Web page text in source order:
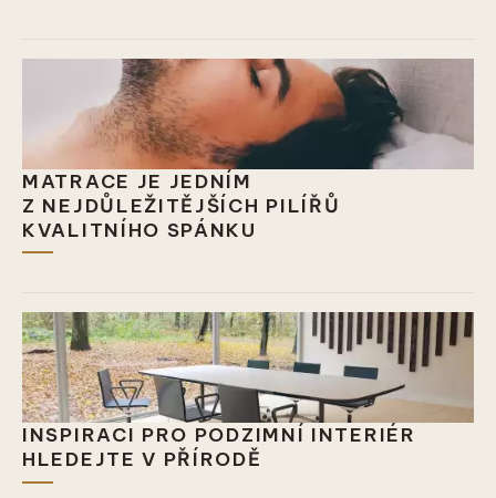
MATRACE JE JEDNÍM
Z NEJDŮLEŽITĚJŠÍCH PILÍŘŮ
KVALITNÍHO SPÁNKU
INSPIRACI PRO PODZIMNÍ INTERIÉR
HLEDEJTE V PŘÍRODĚ